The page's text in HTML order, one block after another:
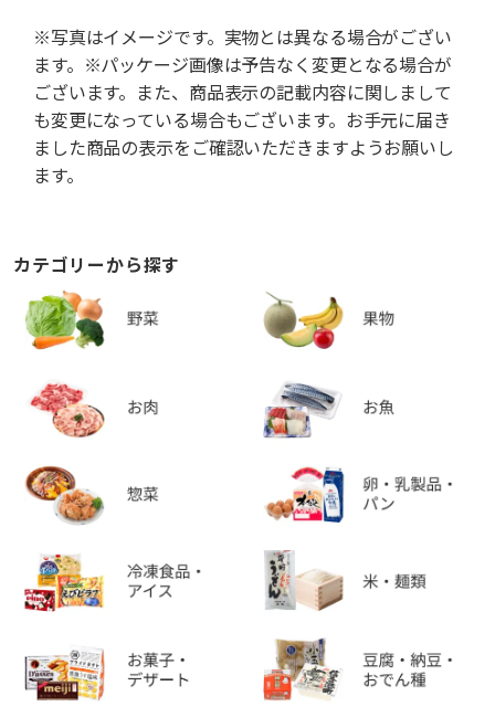
※写真はイメージです。実物とは異なる場合がござい
ます。※パッケージ画像は予告なく変更となる場合が
ございます。また、商品表示の記載内容に関しまして
も変更になっている場合もございます。お手元に届き
ました商品の表示をご確認いただきますようお願いし
ます。
カテゴリーから探す